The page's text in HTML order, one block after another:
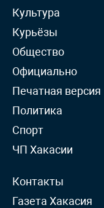
Культура
Курьёзы
Общество
Официально
Печатная версия
Политика
Спорт
ЧП Хакасии
Контакты
Газета Хакасия